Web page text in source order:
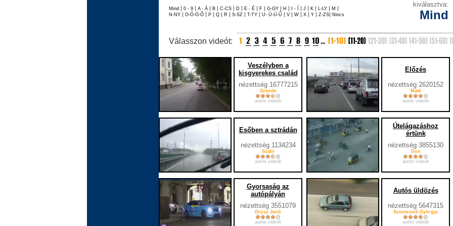
Mind | 0 - 9 | A - Á | B | C-CS | D | E - É | F | G-GY | H | I - Í | J | K | L-LY | M |
N-NY | O-Ó-Ö-Ő | P | Q | R | S-SZ | T-TY | U- Ú-Ü-Ű | V | W | X | Y | Z-ZS| Nincs
kiválasztva:
Mind
Válasszon videót:
Veszélyben a
kisgyerekes család
nézettség 16777215
Szende
autós videók
Előzés
nézettség 2620152
Máté
autós videók
Esőben a sztrádán
nézettség 1134234
Szabi
autós videók
Útelágazáshoz
értünk
nézettség 3855130
Don
autós videók
Gyorsaság az
autópályán
nézettség 3551079
Orosz Jenõ
autós videók
Autós üldözés
nézettség 5647315
Szentesiné Györgyi
autós videók